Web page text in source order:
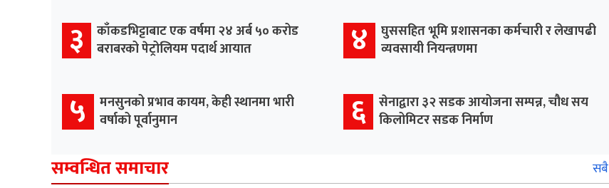
३
काँकडभिट्टाबाट एक वर्षमा २४ अर्ब ५० करोड
बराबरको पेट्रोलियम पदार्थ आयात
४
घुससहित भूमि प्रशासनका कर्मचारी र लेखापढी
व्यवसायी नियन्त्रणमा
५
मनसुनको प्रभाव कायम, केही स्थानमा भारी
वर्षाको पूर्वानुमान
६ सेनाद्वारा ३२ सडक आयोजना सम्पन्न, चौध सय
किलोमिटर सडक निर्माण
सम्वन्धित समाचार सबै